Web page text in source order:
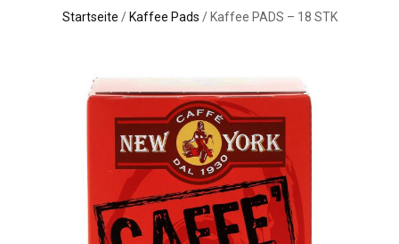
Startseite / Kaffee Pads / Kaffee PADS – 18 STK